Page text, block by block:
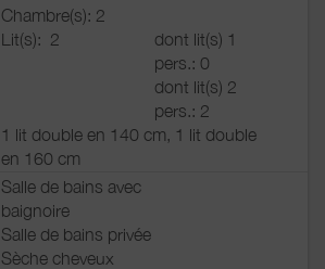
Chambre(s): 2
Lit(s): 2
dont lit(s) 1
pers.: 0
dont lit(s) 2
pers.: 2
1 lit double en 140 cm, 1 lit double
en 160 cm
Salle de bains avec
baignoire
Salle de bains privée
Sèche cheveux